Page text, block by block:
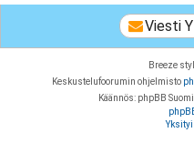
Viesti
Breeze
Keskustelufoorumin ohjelmisto
Käännös: phpBB